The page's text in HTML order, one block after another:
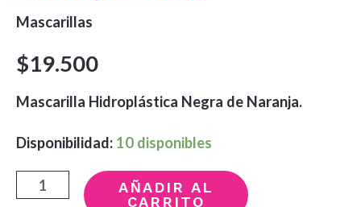
Mascarillas
$19.500
Mascarilla Hidroplástica Negra de Naranja.
Disponibilidad: 10 disponibles
Mascarilla
AÑADIR AL
CARRITO